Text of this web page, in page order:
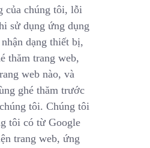
của chúng tôi, lỗi
sử dụng ứng dụng
dạng thiết bị,
thăm trang web,
web nào, và
ghé thăm trước
tôi. Chúng tôi
tôi có từ Google
trang web, ứng